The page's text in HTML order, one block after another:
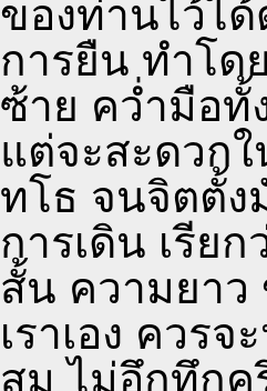
ของท่านไว้ไ
การยืน ทำโด
ซ้าย คว่ำมือทั้
แต่จะสะดวก
ทโธ จนจิตตั้ง
การเดิน เรีย
สั้น ความยาว
เราเอง ควร
สม ไม่อึกทึกค